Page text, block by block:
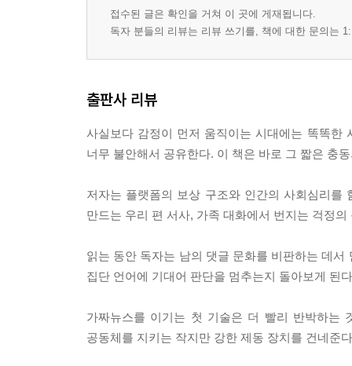
2절. 조롱이 가장 빠른 참여 방식이 되는 이유
3절. 익명성보다 강한 것은 분위기다
6장. 쇼츠와 릴스의 감정 압축 기술
1절. 15초 안에 설계되는 분노의 압축
2절. 얼굴 표정과 자막이 만드는 즉시 판단
3절. 반복 시청이 감정을 사실처럼 굳히는 과정
7장. 커뮤니티에서 만들어지는 우리 편 서사
2절. 내부 농담과 은어가 만드는 경계선
3절. 반대 의견이 외부 공격으로 보이는 순간
8장. 메시지방과 가족 대화의 감정 전염
접수된 글은 확인을 거쳐 이 곳에 게재됩니다.
독자 분들의 리뷰는 리뷰 쓰기를, 책에 대한 문의는
출판사 리뷰
사실보다 감정이 먼저 움직이는 시대에는 똑똑한
너무 불안해서 공유한다. 이 책은 바로 그 짧은 충
저자는 플랫폼의 보상 구조와 인간의 사회심리를
만드는 우리 편 서사, 가족 대화에서 번지는 걱정
읽는 동안 독자는 남의 댓글 문화를 비판하는 데
집단 언어에 기대어 판단을 멈추는지 돌아보게 된
가짜뉴스를 이기는 첫 기술은 더 빨리 반박하는
공동체를 지키는 작지만 강한 제동 장치를 건네준